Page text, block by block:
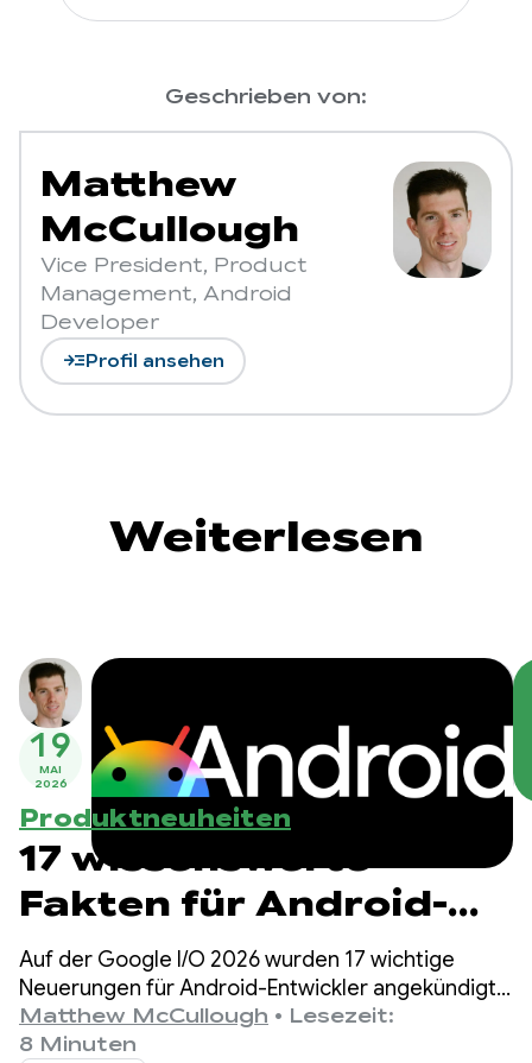
Geschrieben von:
Matthew
McCullough
Vice President, Product
Management, Android
Developer
read_moreProfil ansehen
Weiterlesen
19
MAI
2026
Produktneuheiten
17 wissenswerte
Fakten für Android-
Entwickler von der
Google I/O!
Auf der Google I/O 2026 wurden 17 wichtige
Neuerungen für Android-Entwickler angekündigt,
die sich auf agentengesteuerte Produktivität,
Compose First als UI-Standard sowie
Matthew McCullough • Lesezeit:
8 Minuten